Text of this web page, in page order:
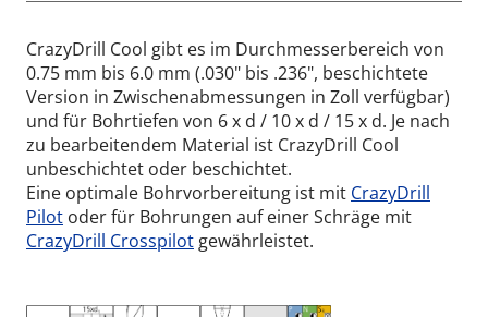
CrazyDrill Cool gibt es im Durchmesserbereich von
0.75 mm bis 6.0 mm (.030" bis .236", beschichtete
Version in Zwischenabmessungen in Zoll verfügbar)
und für Bohrtiefen von 6 x d / 10 x d / 15 x d. Je nach
zu bearbeitendem Material ist CrazyDrill Cool
unbeschichtet oder beschichtet.
Eine optimale Bohrvorbereitung ist mit CrazyDrill
Pilot oder für Bohrungen auf einer Schräge mit
CrazyDrill Crosspilot gewährleistet.